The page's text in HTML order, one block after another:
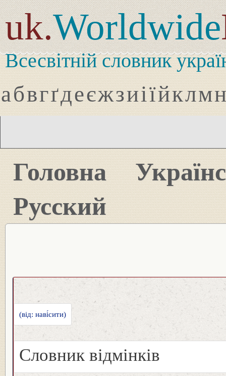
uk.Worldwide
Всесвітній словник
абвгґдеєжзиіїйклмн
Головна
Русский
(від: наві́сити)
Словник відмінків